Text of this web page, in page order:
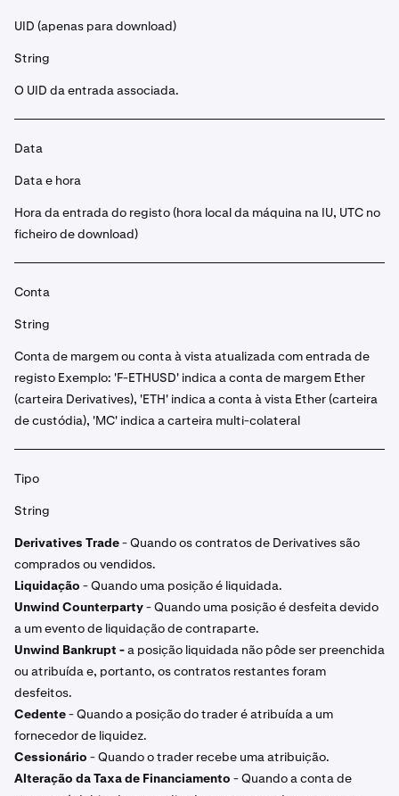
UID (apenas para download)
String
O UID da entrada associada.
Data
Data e hora
Hora da entrada do registo (hora local da máquina na IU, UTC no
ficheiro de download)
Conta
String
Conta de margem ou conta à vista atualizada com entrada de
registo Exemplo: 'F-ETHUSD' indica a conta de margem Ether
(carteira Derivatives), 'ETH' indica a conta à vista Ether (carteira
de custódia), 'MC' indica a carteira multi-colateral
Tipo
String
Derivatives Trade- Quando os contratos de Derivatives são
comprados ou vendidos.
Liquidação - Quando uma posição é liquidada.
Unwind Counterparty- Quando uma posição é desfeita devido
a um evento de liquidação de contraparte.
Unwind Bankrupt -a posição liquidada não pôde ser preenchida
ou atribuída e, portanto, os contratos restantes foram
desfeitos.
Cedente- Quando a posição do trader é atribuída a um
fornecedor de liquidez.
Cessionário - Quando o trader recebe uma atribuição.
Alteração da Taxa de Financiamento - Quando a conta de